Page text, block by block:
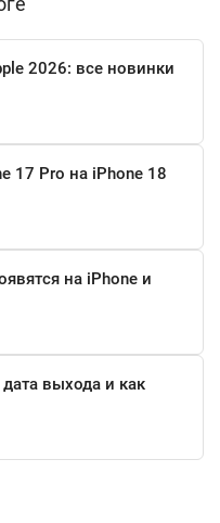
2026: все новинки
17 Pro на iPhone 18
на iPhone и
выхода и как